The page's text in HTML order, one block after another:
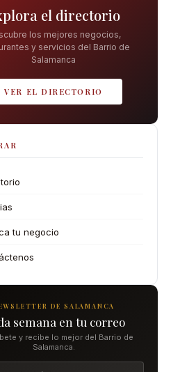
el directorio
los mejores negocios,
y servicios del Barrio de
Salamanca
VER EL DIRECTORIO
tu negocio
DE SALAMANCA
semana en tu correo
y recibe lo mejor del Barrio de
Salamanca.